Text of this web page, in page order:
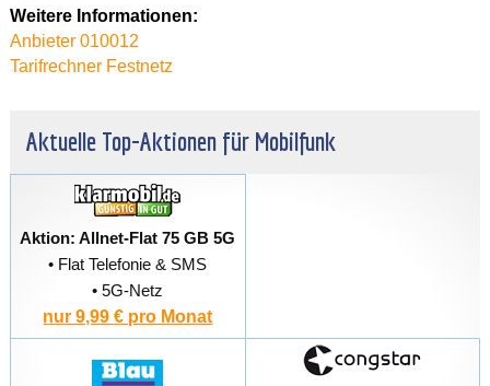
Weitere Informationen:
Anbieter 010012
Tarifrechner Festnetz
Aktuelle Top-Aktionen für Mobilfunk
Aktion: Allnet-Flat 75 GB 5G
• Flat Telefonie & SMS
• 5G-Netz
nur 9,99 € pro Monat